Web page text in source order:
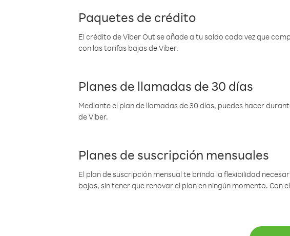
Paquetes de crédito
El crédito de Viber Out se añade a tu saldo cada vez que
con las tarifas bajas de Viber.
Planes de llamadas de 30 días
Mediante el plan de llamadas de 30 días, puedes hacer
de Viber.
Planes de suscripción mensuales
El plan de suscripción mensual te brinda la flexibilidad
bajas, sin tener que renovar el plan en ningún momento. Con